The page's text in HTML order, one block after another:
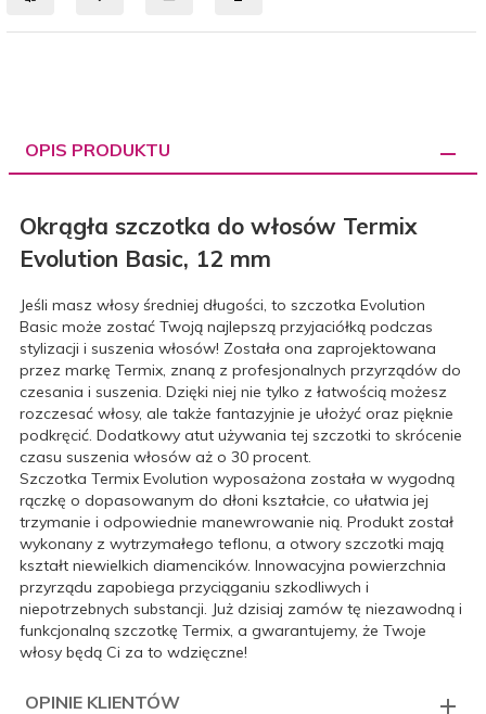
OPIS PRODUKTU
Okrągła szczotka do włosów Termix
Evolution Basic, 12 mm
Jeśli masz włosy średniej długości, to szczotka Evolution
Basic może zostać Twoją najlepszą przyjaciółką podczas
stylizacji i suszenia włosów! Została ona zaprojektowana
przez markę Termix, znaną z profesjonalnych przyrządów do
czesania i suszenia. Dzięki niej nie tylko z łatwością możesz
rozczesać włosy, ale także fantazyjnie je ułożyć oraz pięknie
podkręcić. Dodatkowy atut używania tej szczotki to skrócenie
czasu suszenia włosów aż o 30 procent.
Szczotka Termix Evolution wyposażona została w wygodną
rączkę o dopasowanym do dłoni kształcie, co ułatwia jej
trzymanie i odpowiednie manewrowanie nią. Produkt został
wykonany z wytrzymałego teflonu, a otwory szczotki mają
kształt niewielkich diamencików. Innowacyjna powierzchnia
przyrządu zapobiega przyciąganiu szkodliwych i
niepotrzebnych substancji. Już dzisiaj zamów tę niezawodną i
funkcjonalną szczotkę Termix, a gwarantujemy, że Twoje
włosy będą Ci za to wdzięczne!
OPINIE KLIENTÓW